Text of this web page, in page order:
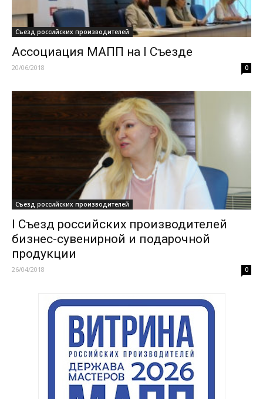
Съезд российских производителей
Ассоциация МАПП на I Съезде
20/06/2018 0
Съезд российских производителей
I Съезд российских производителей
бизнес-сувенирной и подарочной
продукции
26/04/2018 0